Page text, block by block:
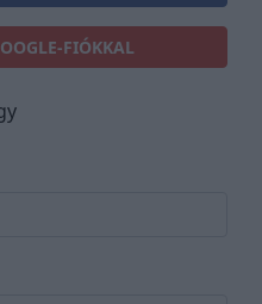
FIÓKKAL